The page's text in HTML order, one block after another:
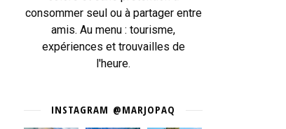
consommer seul ou à partager entre
amis. Au menu : tourisme,
expériences et trouvailles de
l'heure.
INSTAGRAM @MARJOPAQ